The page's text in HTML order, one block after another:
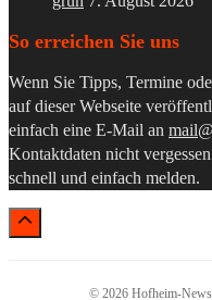
So erreichen Sie uns
Wenn Sie Tipps, Termine
auf dieser Webseite
einfach eine E-Mail an
Kontaktdaten nicht
schnell und einfach melden.
© 2026 Hofheim-News |